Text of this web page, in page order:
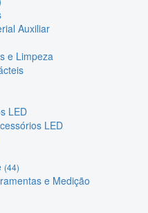
Auxiliar
e Limpeza
LED
LED
(44)
e Medição